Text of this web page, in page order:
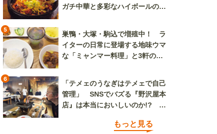
ガチ中華と多彩なハイボールの組
5
巣鴨・大塚・駒込で増殖中！ ラ
イターの日常に登場する地味ウマ
な「ミャンマー料理」と3軒のニ
6
「テメェのうなぎはテメェで自己
管理」 SNSでバズる『野沢屋本
店』は本当においしいのか!? い
もっと見る